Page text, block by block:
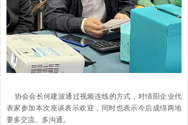
协会会长何建波通过视频连线的方式，对绵阳企业代
表家参加本次座谈表示欢迎，同时也表示今后成绵两地
要多交流、多沟通。